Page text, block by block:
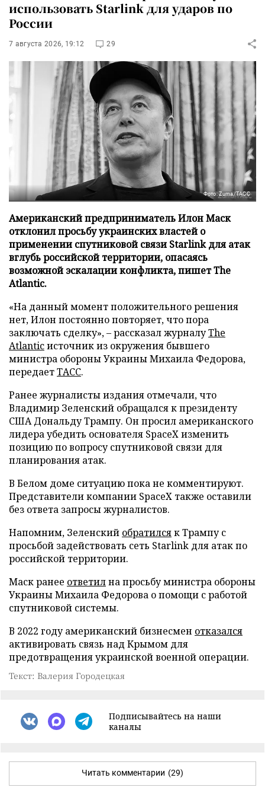
использовать Starlink для ударов по
России
7 августа 2026, 19:12 29
Фото: Zuma/ТАСС
Американский предприниматель Илон Маск
отклонил просьбу украинских властей о
применении спутниковой связи Starlink для атак
вглубь российской территории, опасаясь
возможной эскалации конфликта, пишет The
Atlantic.
«На данный момент положительного решения
нет, Илон постоянно повторяет, что пора
заключать сделку», – рассказал журналуThe
Atlanticисточник из окружения бывшего
министра обороны Украины Михаила Федорова,
передаетТАСС.
Ранее журналисты издания отмечали, что
Владимир Зеленский обращался к президенту
США Дональду Трампу. Он просил американского
лидера убедить основателя SpaceX изменить
позицию по вопросу спутниковой связи для
планирования атак.
В Белом доме ситуацию пока не комментируют.
Представители компании SpaceX также оставили
без ответа запросы журналистов.
Напомним, Зеленский обратилсяк Трампу с
просьбой задействовать сеть Starlink для атак по
российской территории.
Маск ранее ответилна просьбу министра обороны
Украины Михаила Федорова о помощи с работой
спутниковой системы.
В 2022 году американский бизнесмен отказался
активировать связь над Крымом для
предотвращения украинской военной операции.
Текст: Валерия Городецкая
Подписывайтесь на наши
каналы
Читать комментарии (29)